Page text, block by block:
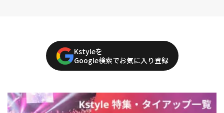
Kstyleを
Google検索でお気に入り登録